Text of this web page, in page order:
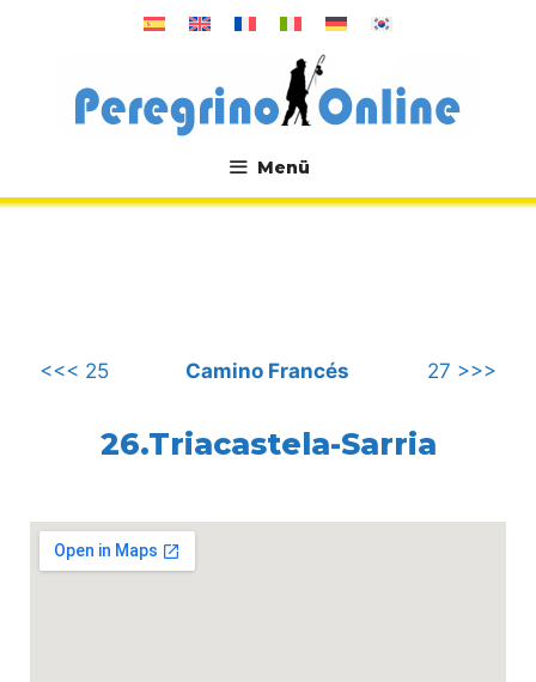
Menü
.
<<< 25 Camino Francés 27 >>>
26.Triacastela-Sarria